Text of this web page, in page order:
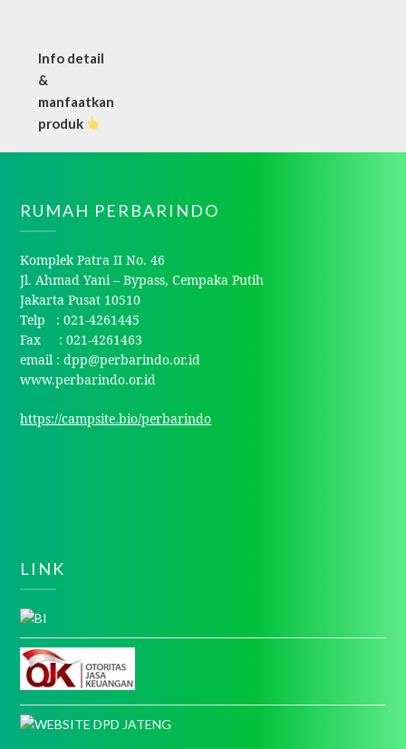
Info detail
&
manfaatkan
produk
RUMAH PERBARINDO
Komplek Patra II No. 46
Jl. Ahmad Yani – Bypass, Cempaka Putih
Jakarta Pusat 10510
Telp : 021-4261445
Fax : 021-4261463
email : dpp@perbarindo.or.id
www.perbarindo.or.id
https://campsite.bio/perbarindo
LINK